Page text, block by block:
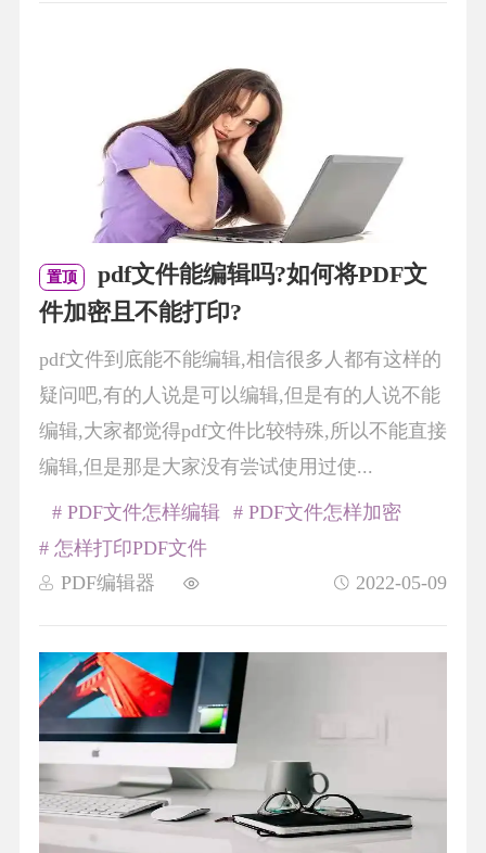
置顶
pdf文件能编辑吗?如何将PDF文
件加密且不能打印?
pdf文件到底能不能编辑,相信很多人都有这样的
疑问吧,有的人说是可以编辑,但是有的人说不能
编辑,大家都觉得pdf文件比较特殊,所以不能直接
编辑,但是那是大家没有尝试使用过使...
PDF编辑器 2022-05-09
# PDF文件怎样编辑
# PDF文件怎样加密
# 怎样打印PDF文件